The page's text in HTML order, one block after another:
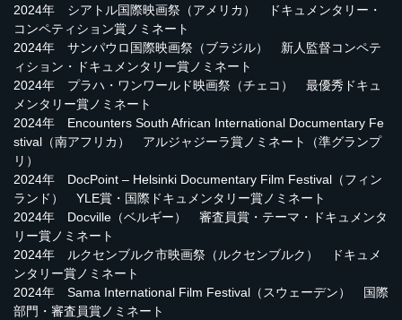
2024年 シアトル国際映画祭（アメリカ） ドキュメンタリー・
コンペティション賞ノミネート
2024年 サンパウロ国際映画祭（ブラジル） 新人監督コンペテ
ィション・ドキュメンタリー賞ノミネート
2024年 プラハ・ワンワールド映画祭（チェコ） 最優秀ドキュ
メンタリー賞ノミネート
2024年 Encounters South African International Documentary Fe
stival（南アフリカ） アルジャジーラ賞ノミネート（準グランプ
リ）
2024年 DocPoint – Helsinki Documentary Film Festival（フィン
ランド） YLE賞・国際ドキュメンタリー賞ノミネート
2024年 Docville（ベルギー） 審査員賞・テーマ・ドキュメンタ
リー賞ノミネート
2024年 ルクセンブルク市映画祭（ルクセンブルク） ドキュメ
ンタリー賞ノミネート
2024年 Sama International Film Festival（スウェーデン） 国際
部門・審査員賞ノミネート